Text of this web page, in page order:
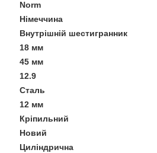
Norm
Німеччина
Внутрішній шестигранник
18 мм
45 мм
12.9
Сталь
12 мм
Кріпильний
Новий
Циліндрична